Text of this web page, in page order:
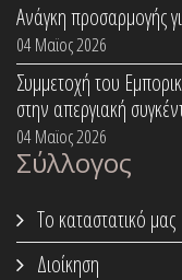
Ανάγκη προσαρμογής
04 Μαϊος 2026
Συμμετοχή του
στην απεργιακή
04 Μαϊος 2026
Σύλλογος
Το καταστατικό μας
Διοίκηση